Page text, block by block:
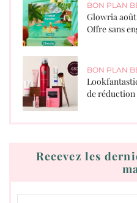
BON PLAN
Glowria août
Offre sans
BON PLAN
de réduction
Recevez les